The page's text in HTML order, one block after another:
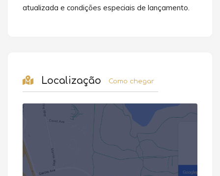
atualizada e condições especiais de lançamento.
Localização Como chegar